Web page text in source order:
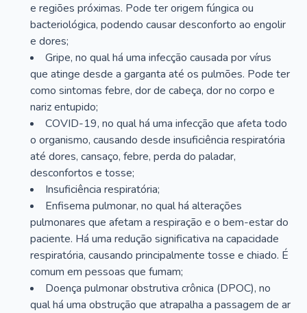
e regiões próximas. Pode ter origem fúngica ou
bacteriológica, podendo causar desconforto ao engolir
e dores;
Gripe, no qual há uma infecção causada por vírus
que atinge desde a garganta até os pulmões. Pode ter
como sintomas febre, dor de cabeça, dor no corpo e
nariz entupido;
COVID-19, no qual há uma infecção que afeta todo
o organismo, causando desde insuficiência respiratória
até dores, cansaço, febre, perda do paladar,
desconfortos e tosse;
Insuficiência respiratória;
Enfisema pulmonar, no qual há alterações
pulmonares que afetam a respiração e o bem-estar do
paciente. Há uma redução significativa na capacidade
respiratória, causando principalmente tosse e chiado. É
comum em pessoas que fumam;
Doença pulmonar obstrutiva crônica (DPOC), no
qual há uma obstrução que atrapalha a passagem de ar